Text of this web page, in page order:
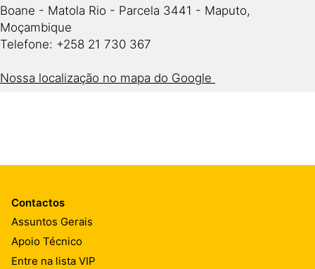
Boane - Matola Rio - Parcela 3441 - Maputo,
Moçambique
Telefone: +258 21 730 367
Nossa localização no mapa do Google
Contactos
Assuntos Gerais
Apoio Técnico
Entre na lista VIP